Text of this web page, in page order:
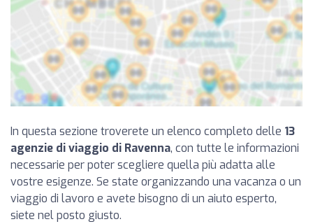
In questa sezione troverete un elenco completo delle 13
agenzie di viaggio di Ravenna, con tutte le informazioni
necessarie per poter scegliere quella più adatta alle
vostre esigenze. Se state organizzando una vacanza o un
viaggio di lavoro e avete bisogno di un aiuto esperto,
siete nel posto giusto.